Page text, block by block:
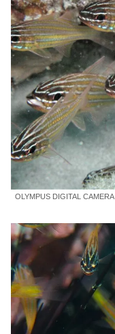
OLYMPUS DIGITAL CAMERA